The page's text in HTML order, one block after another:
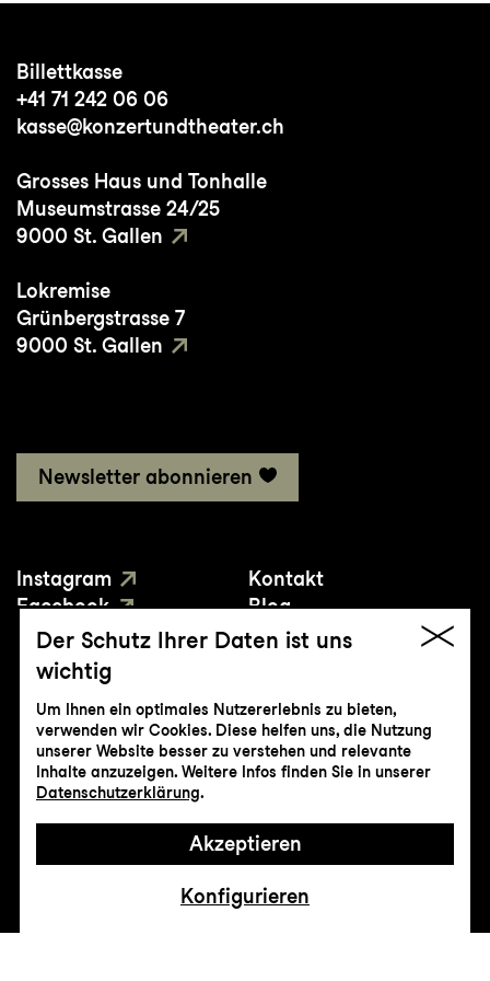
2024.
Billettkasse
+41 71 242 06 06
kasse@konzertundtheater.ch
Grosses Haus und Tonhalle
Museumstrasse 24/25
9000 St. Gallen
Lokremise
Grünbergstrasse 7
9000 St. Gallen
Newsletter abonnieren
Instagram
Facebook
YouTube
Kontakt
Blog
Presse
© Genossenschaft Konzert und Theater
St.Gallen
Impressum
Datenschutz AGB Intranet
Der Schutz Ihrer Daten ist uns
wichtig
Um Ihnen ein optimales Nutzererlebnis zu bieten,
verwenden wir Cookies. Diese helfen uns, die Nutzung
unserer Website besser zu verstehen und relevante
Inhalte anzuzeigen. Weitere Infos finden Sie in unserer
Datenschutzerklärung.
Akzeptieren
Konfigurieren